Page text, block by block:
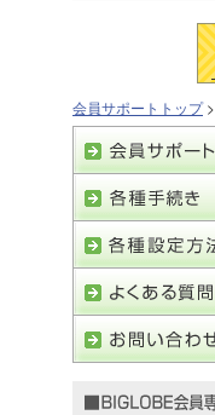
会員サポートトップ>